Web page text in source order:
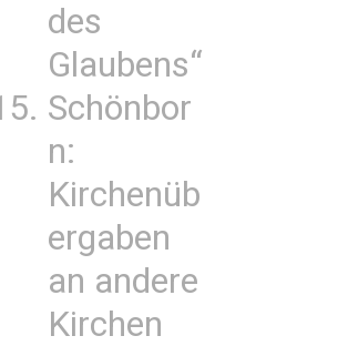
des
Glaubens“
Schönbor
n:
Kirchenüb
ergaben
an andere
Kirchen